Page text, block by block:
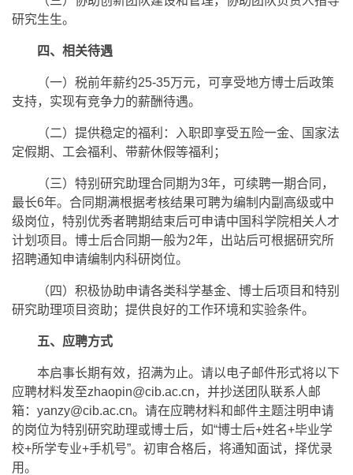
研究生生。
四、相关待遇
（一）税前年薪约25-35万元，可享受地方博士后政策
支持，实现有竞争力的薪酬待遇。
（二）提供稳定的福利：入职即享受五险一金、国家法
定假期、工会福利、带薪休假等福利；
（三）特别研究助理合同期为3年，可续聘一期合同，
最长6年。合同期满根据考核结果可聘为编制内副高级或中
级岗位，特别优秀者聘期结束后可申请中国科学院相关人才
计划项目。博士后合同期一般为2年，出站后可根据研究所
招聘通知申请编制内科研岗位。
（四）积极协助申请各类科学基金、博士后项目和特别
研究助理项目资助；提供良好的工作环境和实验条件。
五、应聘方式
本启事长期有效，招满为止。请以电子邮件形式将以下
应聘材料发至zhaopin@cib.ac.cn，并抄送团队联系人邮
箱：yanzy@cib.ac.cn。请在应聘材料和邮件主题注明申请
的岗位为特别研究助理或博士后，如“博士后+姓名+毕业学
校+所学专业+手机号”。初审合格后，将通知面试，择优录
用。